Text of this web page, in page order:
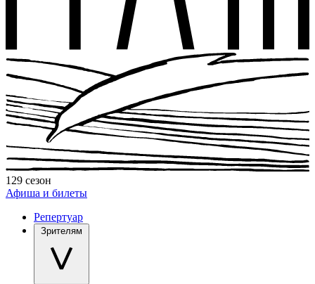
129 сезон
Афиша и билеты
Репертуар
Зрителям